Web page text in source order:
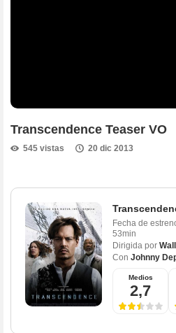
Transcendence Teaser VO
545 vistas 20 dic 2013
Fecha de
53min
Dirigida por
Con Johnny
Medios
2,7